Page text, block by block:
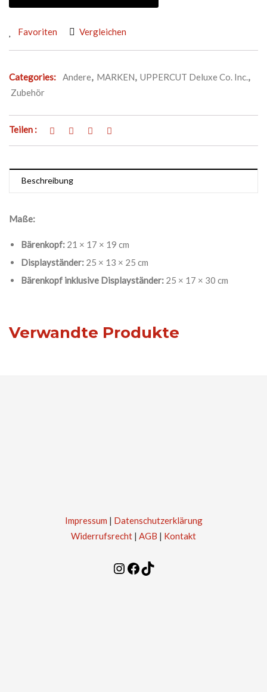
Favoriten Vergleichen
Categories: Andere, MARKEN, UPPERCUT Deluxe Co. Inc.,
Zubehör
Teilen :
Beschreibung
Maße:
Bärenkopf: 21 × 17 × 19 cm
Displayständer: 25 × 13 × 25 cm
Bärenkopf inklusive Displayständer: 25 × 17 × 30 cm
Verwandte Produkte
Impressum | Datenschutzerklärung
Widerrufsrecht | AGB | Kontakt
Instagram
Facebook